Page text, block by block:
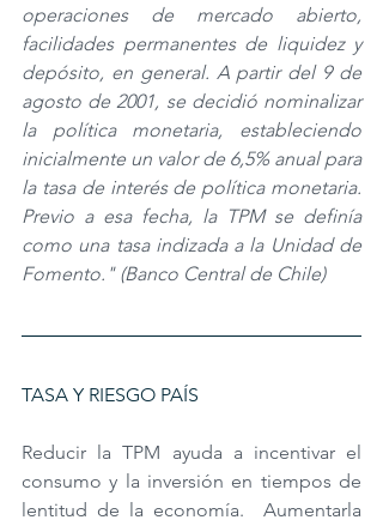
operaciones de mercado abierto,
facilidades permanentes de liquidez y
depósito, en general. A partir del 9 de
agosto de 2001, se decidió nominalizar
la política monetaria, estableciendo
inicialmente un valor de 6,5% anual para
la tasa de interés de política monetaria.
Previo a esa fecha, la TPM se definía
como una tasa indizada a la Unidad de
Fomento." (Banco Central de Chile)
TASA Y RIESGO PAÍS
Reducir la TPM ayuda a incentivar el
consumo y la inversión en tiempos de
lentitud de la economía.  Aumentarla